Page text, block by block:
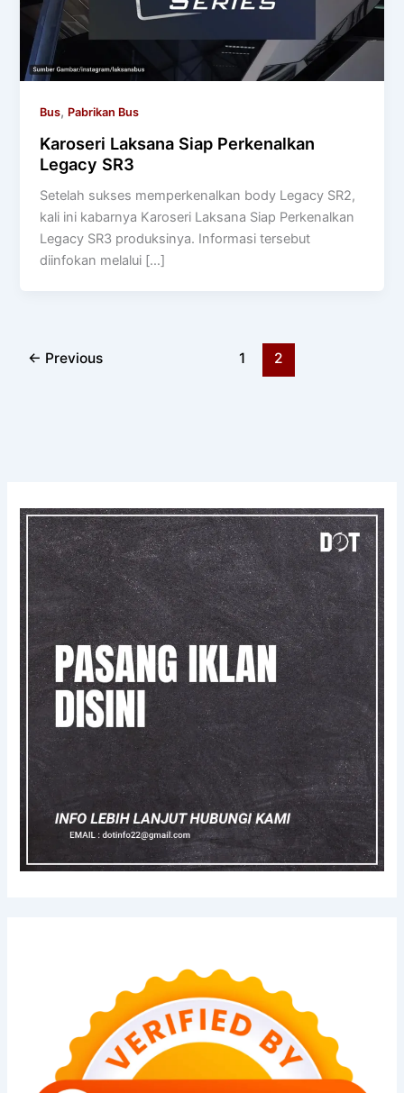
Bus, Pabrikan Bus
Karoseri Laksana Siap Perkenalkan
Legacy SR3
Setelah sukses memperkenalkan body Legacy SR2,
kali ini kabarnya Karoseri Laksana Siap Perkenalkan
Legacy SR3 produksinya. Informasi tersebut
diinfokan melalui […]
← Previous 1 2